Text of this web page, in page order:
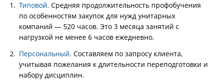
Типовой. Средняя продолжительность профобучения
по особенностям закупок для нужд унитарных
компаний — 520 часов. Это 3 месяца занятий с
нагрузкой не менее 6 часов ежедневно.
Персональный. Составляем по запросу клиента,
учитывая пожелания к длительности переподготовки и
набору дисциплин.